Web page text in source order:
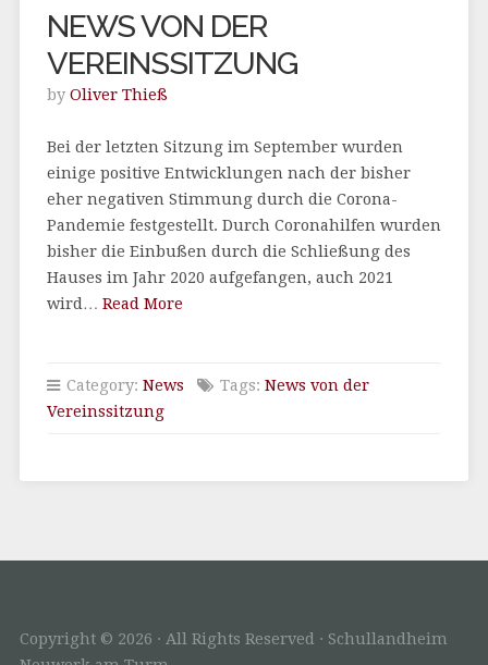
NEWS VON DER
VEREINSSITZUNG
by Oliver Thieß
Bei der letzten Sitzung im September wurden
einige positive Entwicklungen nach der bisher
eher negativen Stimmung durch die Corona-
Pandemie festgestellt. Durch Coronahilfen wurden
bisher die Einbußen durch die Schließung des
Hauses im Jahr 2020 aufgefangen, auch 2021
wird… Read More
Category: News Tags: News von der
Vereinssitzung
Copyright © 2026 · All Rights Reserved · Schullandheim